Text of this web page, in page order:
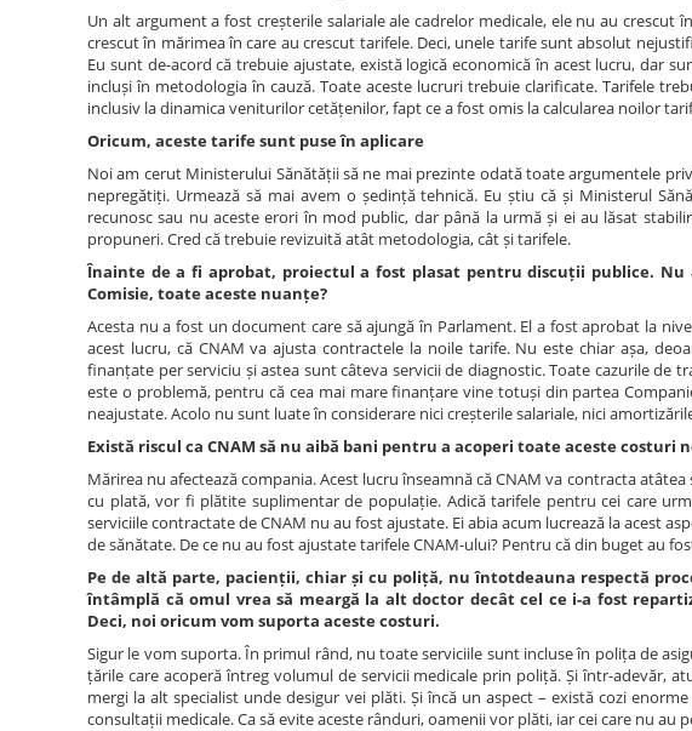
Un alt argument a fost creșterile salariale ale cadrelor medicale, ele nu au crescut
crescut în mărimea în care au crescut tarifele. Deci, unele tarife sunt absolut
Eu sunt de-acord că trebuie ajustate, există logică economică în acest lucru, dar
incluși în metodologia în cauză. Toate aceste lucruri trebuie clarificate. Tarifele
inclusiv la dinamica veniturilor cetățenilor, fapt ce a fost omis la calcularea noilor
Oricum, aceste tarife sunt puse în aplicare
Noi am cerut Ministerului Sănătății să ne mai prezinte odată toate argumentele
nepregătiți. Urmează să mai avem o ședință tehnică. Eu știu că și Ministerul
recunosc sau nu aceste erori în mod public, dar până la urmă și ei au lăsat
propuneri. Cred că trebuie revizuită atât metodologia, cât și tarifele.
Înainte de a fi aprobat, proiectul a fost plasat pentru discuții publice.
Comisie, toate aceste nuanțe?
Acesta nu a fost un document care să ajungă în Parlament. El a fost aprobat la
acest lucru, că CNAM va ajusta contractele la noile tarife. Nu este chiar așa,
finanțate per serviciu și astea sunt câteva servicii de diagnostic. Toate cazurile de
este o problemă, pentru că cea mai mare finanțare vine totuși din partea
neajustate. Acolo nu sunt luate în considerare nici creșterile salariale, nici
Există riscul ca CNAM să nu aibă bani pentru a acoperi toate aceste costuri
Mărirea nu afectează compania. Acest lucru înseamnă că CNAM va contracta
cu plată, vor fi plătite suplimentar de populație. Adică tarifele pentru cei care
serviciile contractate de CNAM nu au fost ajustate. Ei abia acum lucrează la acest
de sănătate. De ce nu au fost ajustate tarifele CNAM-ului? Pentru că din buget au
Pe de altă parte, pacienții, chiar și cu poliță, nu întotdeauna respectă
întâmplă că omul vrea să meargă la alt doctor decât cel ce i-a fost
Deci, noi oricum vom suporta aceste costuri.
Sigur le vom suporta. În primul rând, nu toate serviciile sunt incluse în polița de
țările care acoperă întreg volumul de servicii medicale prin poliță. Și într-adevăr,
mergi la alt specialist unde desigur vei plăti. Și încă un aspect – există cozi
consultații medicale. Ca să evite aceste rânduri, oamenii vor plăti, iar cei care nu au